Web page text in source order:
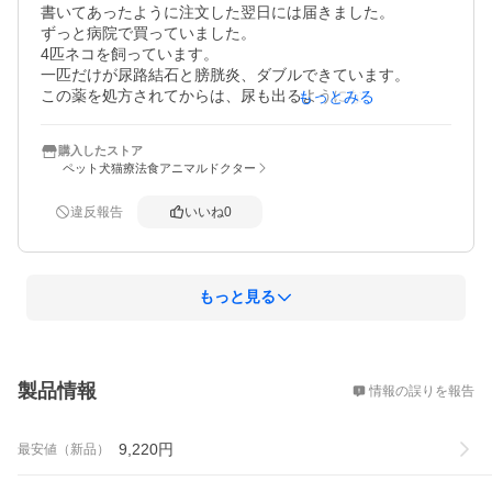
書いてあったように注文した翌日には届きました。
ずっと病院で買っていました。
4匹ネコを飼っています。
一匹だけが尿路結石と膀胱炎、ダブルできています。
この薬を処方されてからは、尿も出るようになり、膀胱炎
わざわざ、病院に行かなくて済みますし、お値段は全然安
いですし、本当に良かったです。
また、購入させて頂きます(^o^)
もっとみる
購入したストア
ペット犬猫療法食アニマルドクター
違反報告 いいね0
もっと見る
製品情報 情報の誤りを報告
最安値（新品） 9,220円